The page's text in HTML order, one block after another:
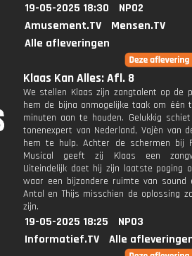
19-05-2025 18:30
NPO2
Amusement.TV
Mensen.TV
Alle afleveringen
Klaas Kan Alles: Afl. 8
We stellen Klaas zijn zangtalent op de
hem de bijna onmogelijke taak om één
minuten aan te houden. Gelukkig
tonenexpert van Nederland, Vajèn van
hem te hulp. Achter de schermen bij
Musical geeft zij Klaas een
Uiteindelijk doet hij zijn laatste poging
waar een bijzondere ruimte van sound
Antal en Thijs misschien de oplossing
zijn.
19-05-2025 18:25
NPO3
Informatief.TV
Alle